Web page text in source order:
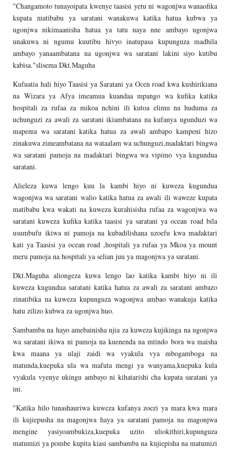
"Changamoto tunayoipata kwenye taasisi yetu ni wagonjwa wanaofika
kupata matibabu ya saratani wanakuwa katika hatua kubwa ya
ugonjwa nikimaanisha hatua ya tatu naya nne ambayo ugonjwa
unakuwa ni ngumu kuutibu hivyo inatupasa kupunguza madhila
ambayo yanaambatana na ugonjwa wa saratani lakini siyo kutibu
kabisa."slisema Dkt.Maguha
Kufuatia hali hiyo Taasisi ya Saratani ya Ocen road kwa kushirikiana
na Wizara ya Afya imeamua kuandaa mpango wa kufika katika
hospitali za rufaa za mikoa nchini ili kutoa elimu na huduma za
uchunguzi za awali za saratani ikiambatana na kufanya ugunduzi wa
mapema wa saratani katika hatua za awali ambapo kampeni hizo
zinakuwa zimeambatana na wataalam wa uchunguzi,madaktari bingwa
wa saratani pamoja na madaktari bingwa wa vipimo vya kugundua
saratani.
Alieleza kuwa lengo kuu la kambi hiyo ni kuweza kugundua
wagonjwa wa saratani walio katika hatua za awali ili waweze kupata
matibabu kwa wakati na kuweza kurahisisha rufaa za wagonjwa wa
saratani kuweza kufika katika taasisi ya saratani ya ocean road bila
usumbufu ikiwa ni pamoja na kubadilishana uzoefu kwa madaktari
kati ya Taasisi ya ocean road ,hospitali ya rufaa ya Mkoa ya mount
meru pamoja na hospitali ya selian juu ya magonjwa ya saratani.
Dkt.Maguha aliongeza kuwa lengo lao katika kambi hiyo ni ili
kuweza kugundua saratani katika hatua za awali za saratani ambazo
zinatibika na kuweza kupunguza wagonjwa ambao wanakuja katika
hatu zilizo kubwa za ugonjwa huo.
Sambamba na hayo amebainisha njia za kuweza kujikinga na ugonjwa
wa saratani ikiwa ni pamoja na kuenenda na mtindo bora wa maisha
kwa maana ya ulaji zaidi wa vyakula vya mbogamboga na
matunda,kuepuka ula wa mafuta mengi ya wanyama,kuepuka kula
vyakula vyenye ukingu ambayo ni kihatarishi cha kupata saratani ya
ini.
"Katika hilo tunashauriwa kuweza kufanya zoezi ya mara kwa mara
ili kujiepusha na magonjwa haya ya saratani pamoja na magonjwa
mengine yasiyoambukiza,kuepuka uzito uliokithiri,kupunguza
matumizi ya pombe kupita kiasi sambamba na kujiepisha na matumizi